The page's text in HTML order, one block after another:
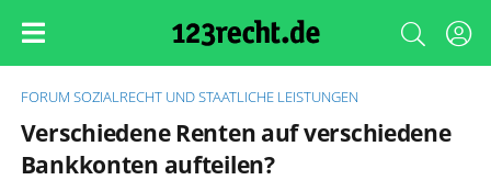
FORUM SOZIALRECHT UND STAATLICHE LEISTUNGEN
Verschiedene Renten auf verschiedene
Bankkonten aufteilen?